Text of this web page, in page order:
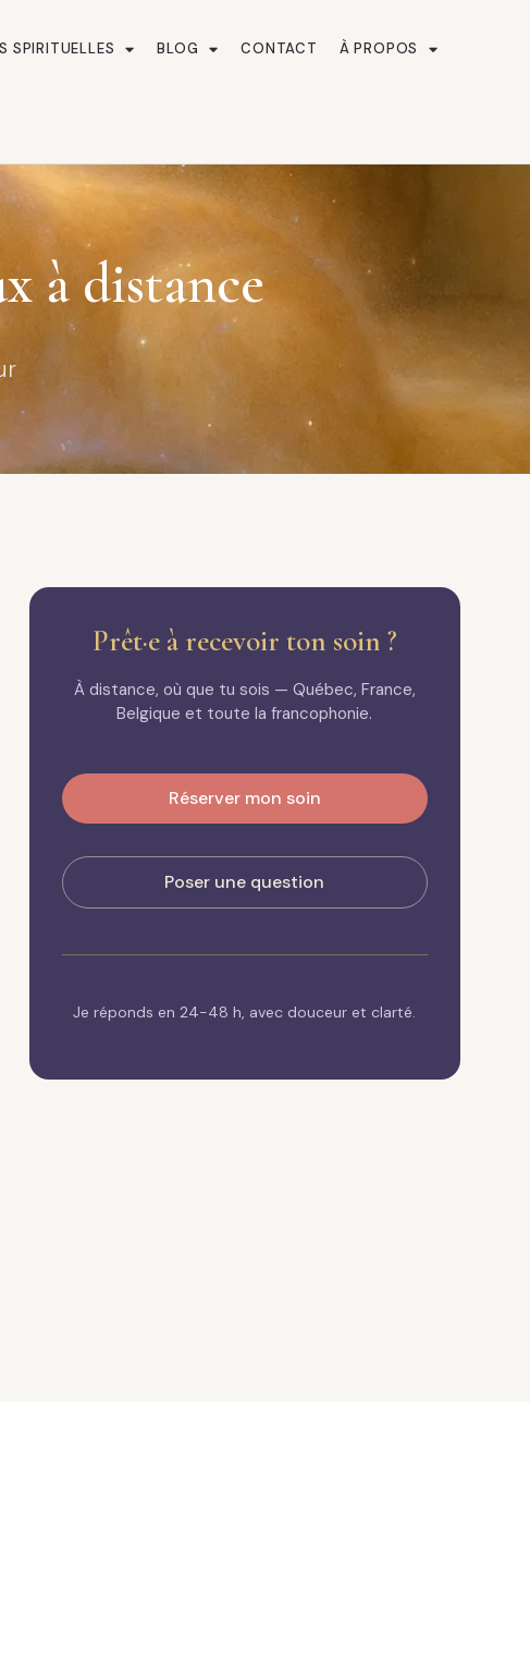
SPIRITUELLES BLOG CONTACT À PROPOS
à distance
Prêt·e à recevoir ton soin ?
À distance, où que tu sois — Québec, France,
Belgique et toute la francophonie.
Réserver mon soin
Poser une question
Je réponds en 24-48 h, avec douceur et clarté.